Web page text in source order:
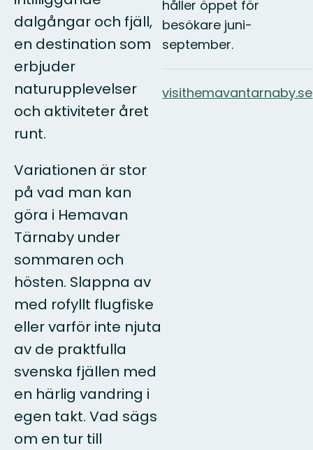
dalgångar och fjäll,
en destination som
erbjuder
naturupplevelser
och aktiviteter året
runt.
Variationen är stor
på vad man kan
göra i Hemavan
Tärnaby under
sommaren och
hösten. Slappna av
med rofyllt flugfiske
eller varför inte njuta
av de praktfulla
svenska fjällen med
en härlig vandring i
egen takt. Vad sägs
om en tur till
håller öppet för
besökare juni-
september.
visithemavantarnaby.se